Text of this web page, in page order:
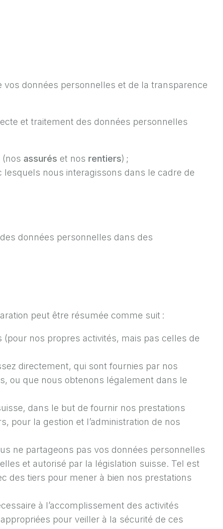
vos données personnelles et de la transparence
et traitement des données personnelles
(nos assurés et nos rentiers) ;
nous interagissons dans le cadre de
données personnelles dans des
peut être résumée comme suit :
nos propres activités, mais pas celles de
directement, qui sont fournies par nos
ou que nous obtenons légalement dans le
dans le but de fournir nos prestations
pour la gestion et l’administration de nos
ne partageons pas vos données personnelles
et autorisé par la législation suisse. Tel est
des tiers pour mener à bien nos prestations
à l’accomplissement des activités
pour veiller à la sécurité de ces